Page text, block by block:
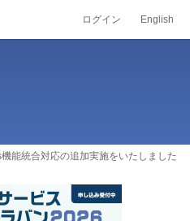
ログイン English
能統合対応の追加実施をいたしました